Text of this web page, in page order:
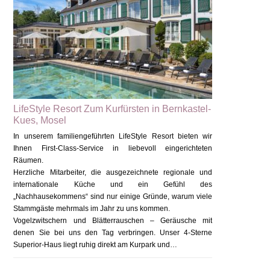
LifeStyle Resort Zum Kurfürsten in Bernkastel-
Kues, Mosel
In unserem familiengeführten LifeStyle Resort bieten wir
Ihnen First-Class-Service in liebevoll eingerichteten
Räumen.
Herzliche Mitarbeiter, die ausgezeichnete regionale und
internationale Küche und ein Gefühl des
„Nachhausekommens“ sind nur einige Gründe, warum viele
Stammgäste mehrmals im Jahr zu uns kommen.
Vogelzwitschern und Blätterrauschen – Geräusche mit
denen Sie bei uns den Tag verbringen. Unser 4-Sterne
Superior-Haus liegt ruhig direkt am Kurpark und…